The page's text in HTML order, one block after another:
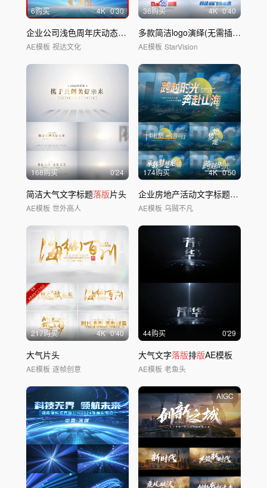
6购买 4K 0'30
企业公司浅色周年庆动态主背景 落版画面视觉
AE模板 视达文化
36购买 4K 0'40
多款简洁logo演绎(无需插件)
AE模板 StarVision
168购买 0'24
简洁大气文字标题落版片头
AE模板 世外高人
174购买 4K 0'50
企业房地产活动文字标题字幕电影标题
AE模板 乌贼不凡
217购买 4K 0'40
大气片头
AE模板 逐帧创意
44购买 0'29
大气文字落版排版AE模板
AE模板 老鱼头
AIGC